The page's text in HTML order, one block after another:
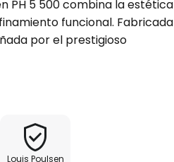
PH 5 500 combina la estética
funcional. Fabricada
por el prestigioso
aporta un toque de
en
la intensidad de la luz de
Louis Poulsen